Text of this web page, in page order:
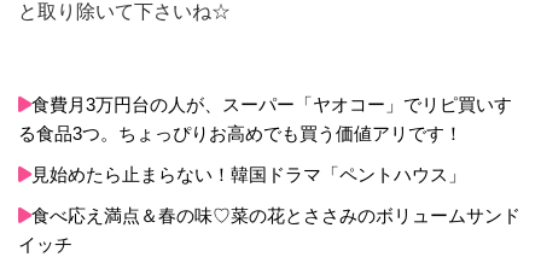
と取り除いて下さいね☆
食費月3万円台の人が、スーパー「ヤオコー」でリピ買いす
る食品3つ。ちょっぴりお高めでも買う価値アリです！
見始めたら止まらない！韓国ドラマ「ペントハウス」
食べ応え満点＆春の味♡菜の花とささみのボリュームサンド
イッチ